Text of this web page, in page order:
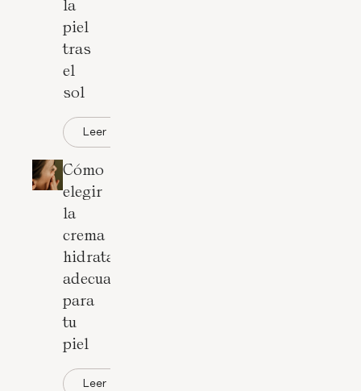
la
piel
tras
el
sol
Leer
Cómo
elegir
la
crema
hidratante
adecuada
para
tu
piel
Leer